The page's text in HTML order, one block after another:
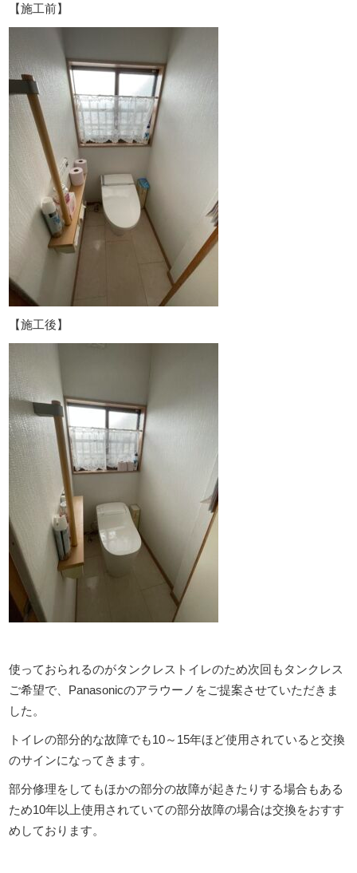
【施工前】
【施工後】
使っておられるのがタンクレストイレのため次回もタンクレス
ご希望で、Panasonicのアラウーノをご提案させていただきま
した。
トイレの部分的な故障でも10～15年ほど使用されていると交換
のサインになってきます。
部分修理をしてもほかの部分の故障が起きたりする場合もある
ため10年以上使用されていての部分故障の場合は交換をおすす
めしております。